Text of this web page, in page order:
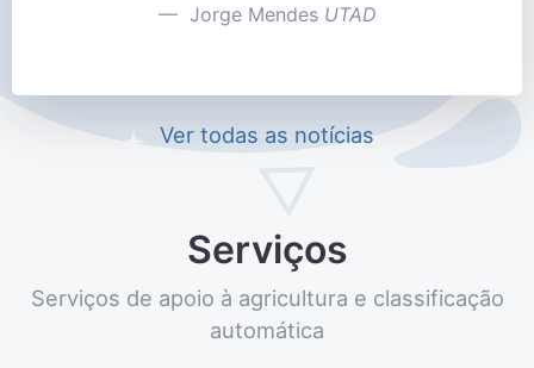
Jorge Mendes UTAD
Ver todas as notícias
Serviços
Serviços de apoio à agricultura e classificação
automática